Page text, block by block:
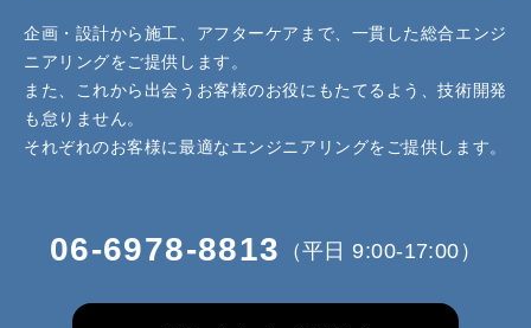
企画・設計から施工、アフターケアまで、一貫した総合エンジ
ニアリングをご提供します。
また、これから出会うお客様のお役にもたてるよう、技術開発
も怠りません。
それぞれのお客様に最適なエンジニアリングをご提供します。
06-6978-8813 （平日 9:00-17:00）